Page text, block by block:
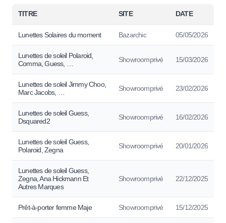
TITRE SITE DATE
Lunettes Solaires du moment Bazarchic 05/05/2026
Lunettes de soleil Polaroid,
Comma, Guess, …
Showroomprivé 15/03/2026
Lunettes de soleil Jimmy Choo,
Marc Jacobs, …
Showroomprivé 23/02/2026
Lunettes de soleil Guess,
Dsquared2
Showroomprivé 16/02/2026
Lunettes de soleil Guess,
Polaroid, Zegna
Showroomprivé 20/01/2026
Lunettes de soleil Guess,
Zegna, Ana Hickmann Et
Autres Marques
Showroomprivé 22/12/2025
Prêt-à-porter femme Maje Showroomprivé 15/12/2025